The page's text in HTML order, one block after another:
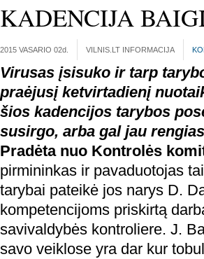
KADENCIJA
2015 VASARIO 02d. VILNIS.LT INFORMACIJA
Virusas įsisuko ir tarp
praėjusį ketvirtadienį
šios kadencijos tarybos
susirgo, arba gal jau
Pradėta nuo Kontrolės
pirmininkas ir pavaduotojas
tarybai pateikė jos narys D.
kompetencijoms priskirtą
savivaldybės kontroliere. J.
savo veiklose yra dar kur